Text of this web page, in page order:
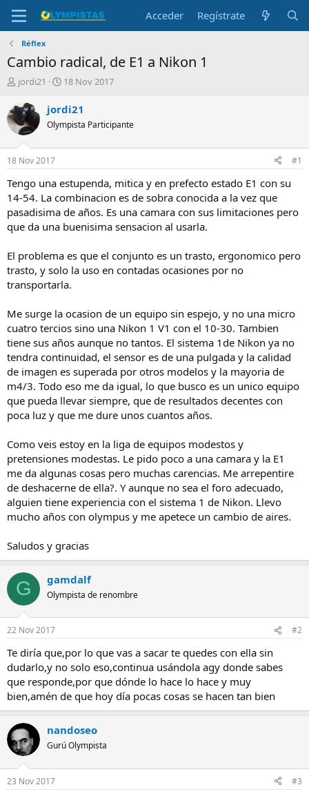
Acceder Regístrate
Réflex
Cambio radical, de E1 a Nikon 1
I
i
i
a
d
o
r
d
e
l
t
m
a
jordi21
F
c
a
i
n
c
i
o
18 Nov 2017
jordi21
Olympista Participante
18 Nov 2017 #1
Tengo una estupenda, mitica y en prefecto estado E1 con su
14-54. La combinacion es de sobra conocida a la vez que
pasadisima de años. Es una camara con sus limitaciones pero
que da una buenisima sensacion al usarla.
El problema es que el conjunto es un trasto, ergonomico pero
trasto, y solo la uso en contadas ocasiones por no
transportarla.
Me surge la ocasion de un equipo sin espejo, y no una micro
cuatro tercios sino una Nikon 1 V1 con el 10-30. Tambien
tiene sus años aunque no tantos. El sistema 1de Nikon ya no
tendra continuidad, el sensor es de una pulgada y la calidad
de imagen es superada por otros modelos y la mayoria de
m4/3. Todo eso me da igual, lo que busco es un unico equipo
que pueda llevar siempre, que de resultados decentes con
poca luz y que me dure unos cuantos años.
Como veis estoy en la liga de equipos modestos y
pretensiones modestas. Le pido poco a una camara y la E1
me da algunas cosas pero muchas carencias. Me arrepentire
de deshacerne de ella?. Y aunque no sea el foro adecuado,
alguien tiene experiencia con el sistema 1 de Nikon. Llevo
mucho años con olympus y me apetece un cambio de aires.
Saludos y gracias
G gamdalf
Olympista de renombre
22 Nov 2017 #2
Te diría que,por lo que vas a sacar te quedes con ella sin
dudarlo,y no solo eso,continua usándola agy donde sabes
que responde,por que dónde lo hace lo hace y muy
bien,amén de que hoy día pocas cosas se hacen tan bien
nandoseo
Gurú Olympista
23 Nov 2017 #3